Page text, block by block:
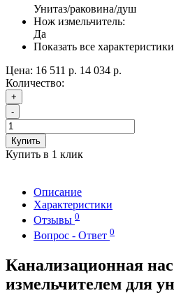
Унитаз/раковина/душ
Нож измельчитель:
Да
Показать все характеристики
Цена: 16 511 р. 14 034 р.
Количество:
+
-
Купить
Купить в 1 клик
Описание
Характеристики
Отзывы 0
Вопрос - Ответ 0
Канализационная
измельчителем для